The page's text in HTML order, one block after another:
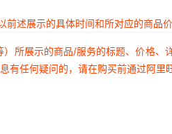
述展示的具体时间和所对应的商品价
所展示的商品/服务的标题、价格
任何疑问的，请在购买前通过阿